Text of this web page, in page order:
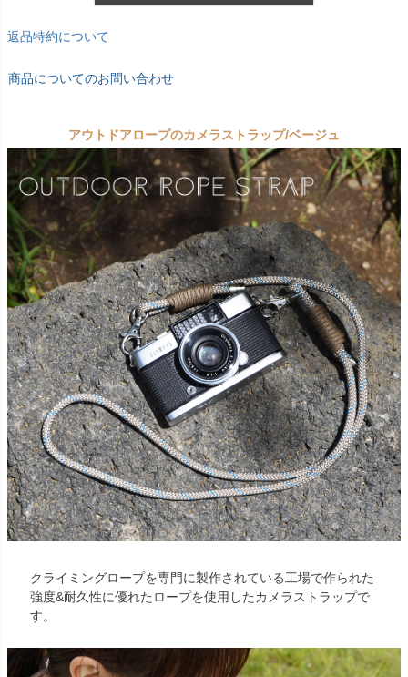
返品特約について
商品についてのお問い合わせ
アウトドアロープのカメラストラップ/ベージュ
クライミングロープを専門に製作されている工場で作られた
強度&耐久性に優れたロープを使用したカメラストラップで
す。